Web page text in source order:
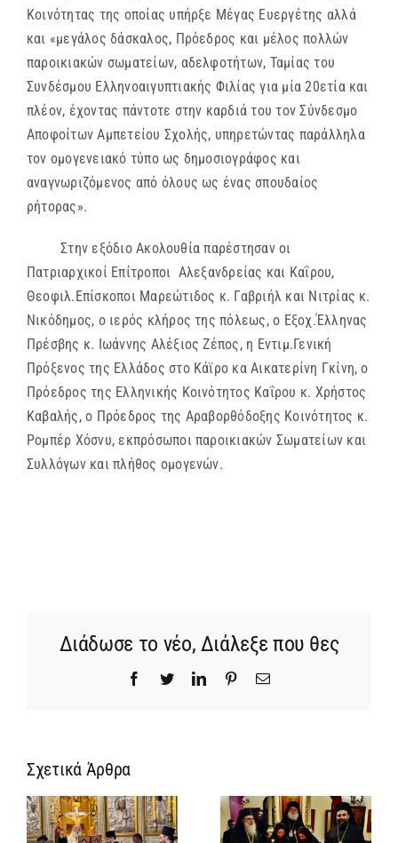
Κοινότητας της οποίας υπήρξε Μέγας Ευεργέτης αλλά
και «μεγάλος δάσκαλος, Πρόεδρος και μέλος πολλών
παροικιακών σωματείων, αδελφοτήτων, Ταμίας του
Συνδέσμου Ελληνοαιγυπτιακής Φιλίας για μία 20ετία και
πλέον, έχοντας πάντοτε στην καρδιά του τον Σύνδεσμο
Αποφοίτων Αμπετείου Σχολής, υπηρετώντας παράλληλα
τον ομογενειακό τύπο ως δημοσιογράφος και
αναγνωριζόμενος από όλους ως ένας σπουδαίος
ρήτορας».
Στην εξόδιο Ακολουθία παρέστησαν οι
Πατριαρχικοί Επίτροποι Αλεξανδρείας και Καΐρου,
Θεοφιλ.Επίσκοποι Μαρεώτιδος κ. Γαβριήλ και Νιτρίας κ.
Νικόδημος, ο ιερός κλήρος της πόλεως, ο Εξοχ.Έλληνας
Πρέσβης κ. Ιωάννης Αλέξιος Ζέπος, η Εντιμ.Γενική
Πρόξενος της Ελλάδος στο Κάϊρο κα Αικατερίνη Γκίνη, ο
Πρόεδρος της Ελληνικής Κοινότητος Καΐρου κ. Χρήστος
Καβαλής, ο Πρόεδρος της Αραβορθόδοξης Κοινότητος κ.
Ρομπέρ Χόσνυ, εκπρόσωποι παροικιακών Σωματείων και
Συλλόγων και πλήθος ομογενών.
Διάδωσε το νέο, Διάλεξε που θες
Facebook
TwitterLinkedInPinterestEmail
Σχετικά ΆρθραΊδρυση
Γυναικείας
Ιεράς
και